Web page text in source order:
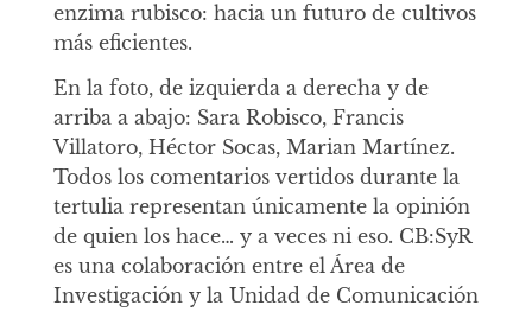
enzima rubisco: hacia un futuro de cultivos
más eficientes.
En la foto, de izquierda a derecha y de
arriba a abajo: Sara Robisco, Francis
Villatoro, Héctor Socas, Marian Martínez.
Todos los comentarios vertidos durante la
tertulia representan únicamente la opinión
de quien los hace… y a veces ni eso. CB:SyR
es una colaboración entre el Área de
Investigación y la Unidad de Comunicación